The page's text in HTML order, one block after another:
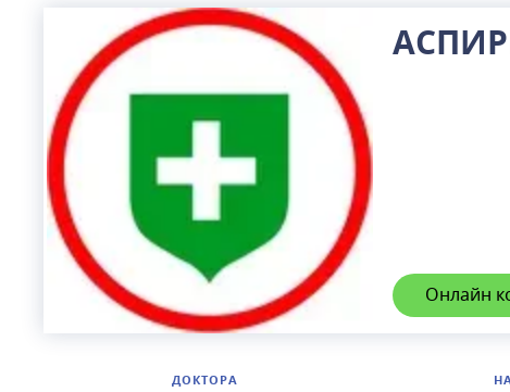
Москва
Связаться с нами
Онлайн
ДОКТОРА